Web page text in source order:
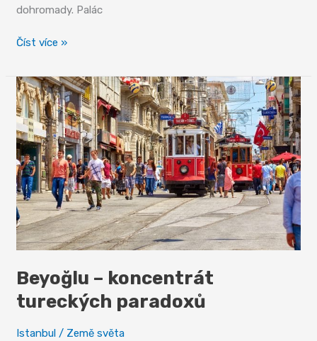
dohromady. Palác
Topkapi
blyštivá
nádhera
sultánských
paláců
Číst více »
Beyoğlu – koncentrát
tureckých paradoxů
Istanbul / Země světa